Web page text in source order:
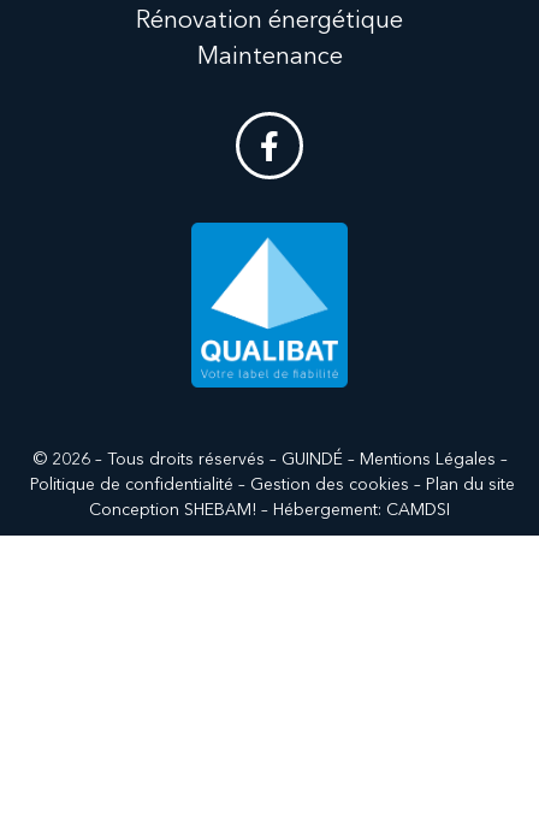
Rénovation énergétique
Maintenance
© 2026 – Tous droits réservés – GUINDÉ – Mentions Légales –
Politique de confidentialité – Gestion des cookies – Plan du site
Conception SHEBAM! – Hébergement: CAMDSI